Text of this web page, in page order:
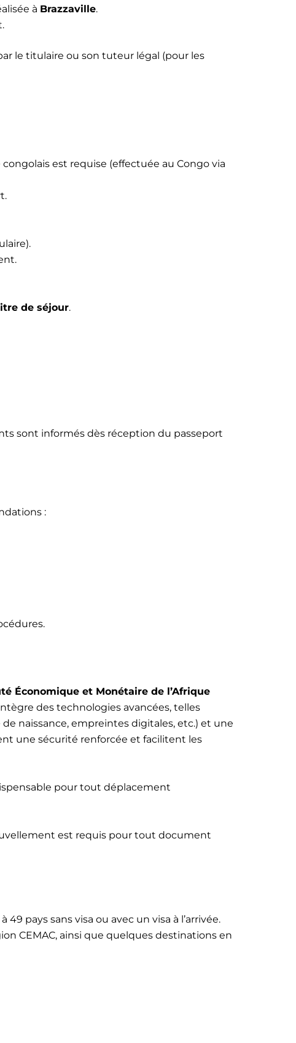
à Brazzaville.
le titulaire ou son tuteur légal (pour les
congolais est requise (effectuée au Congo via
de séjour.
sont informés dès réception du passeport
:
Économique et Monétaire de l’Afrique
des technologies avancées, telles
naissance, empreintes digitales, etc.) et une
une sécurité renforcée et facilitent les
pour tout déplacement
est requis pour tout document
pays sans visa ou avec un visa à l’arrivée.
CEMAC, ainsi que quelques destinations en